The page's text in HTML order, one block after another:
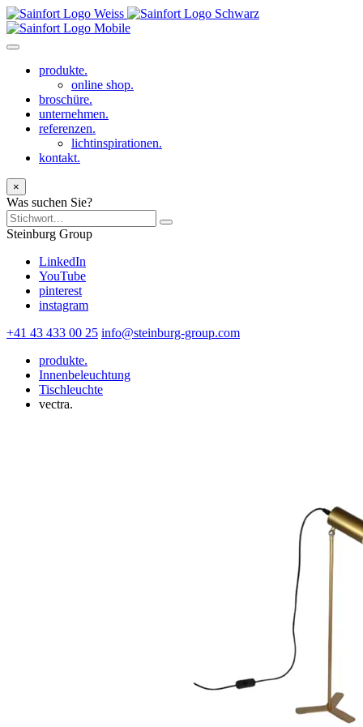
produkte.
online shop.
broschüre.
unternehmen.
referenzen.
lichtinspirationen.
kontakt.
×
Was suchen Sie?
Steinburg Group
LinkedIn
YouTube
pinterest
instagram
+41 43 433 00 25 info@steinburg-group.com
produkte.
Innenbeleuchtung
Tischleuchte
vectra.